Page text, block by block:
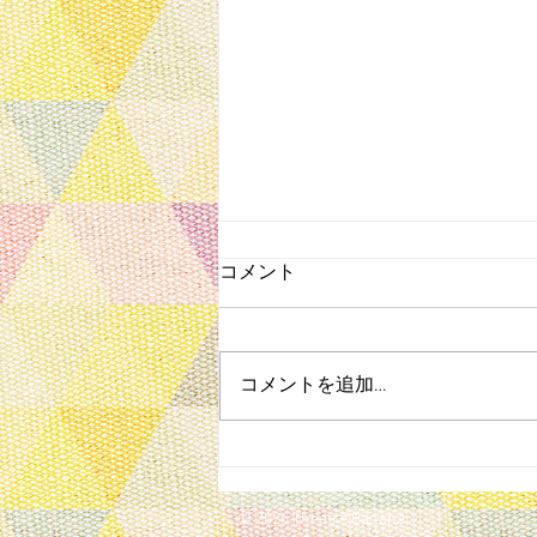
円山動物園で無料公演
コメント
コメントを追加…
© 2026 Theatre Banana